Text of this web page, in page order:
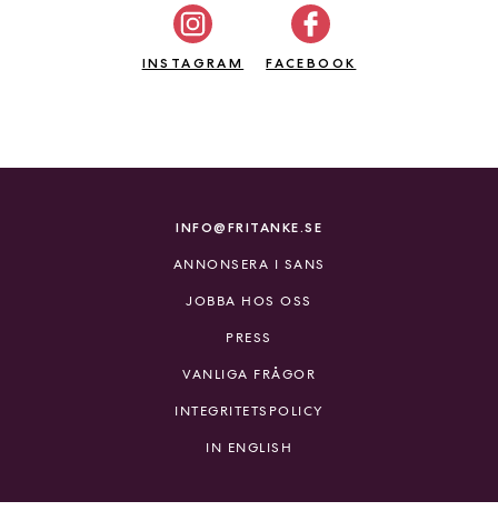
INSTAGRAM FACEBOOK
INFO@FRITANKE.SE
ANNONSERA I SANS
JOBBA HOS OSS
PRESS
VANLIGA FRÅGOR
INTEGRITETSPOLICY
IN ENGLISH